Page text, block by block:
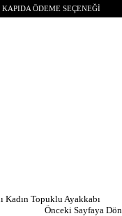
KAPIDA ÖDEME SEÇENEĞİ
Kadın Topuklu Ayakkabı
Önceki Sayfaya Dön